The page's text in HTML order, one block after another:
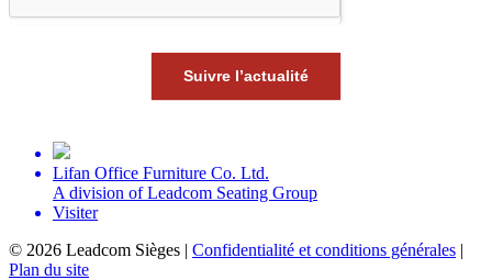
Suivre l’actualité
Lifan Office Furniture Co. Ltd.
A division of Leadcom Seating Group
Visiter
© 2026 Leadcom Sièges | Confidentialité et conditions générales |
Plan du site